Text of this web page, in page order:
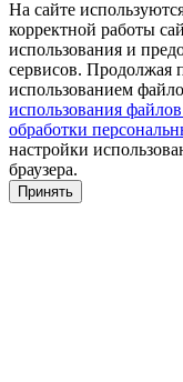
На сайте
корректной работы
использования и
сервисов. Продолжая
использованием
использования
обработки
настройки
браузера.
Принять